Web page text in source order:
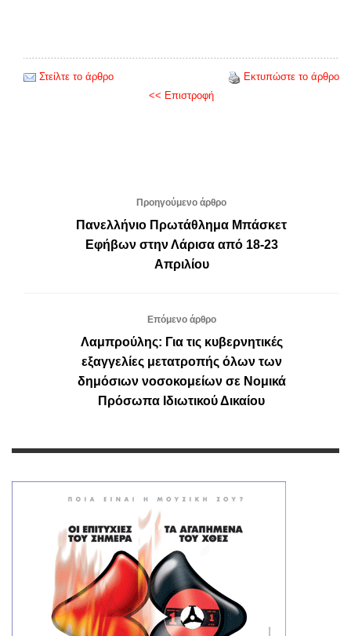
Στείλτε το άρθρο
Εκτυπώστε το άρθρο
<< Επιστροφή
Προηγούμενο άρθρο
Πανελλήνιο Πρωτάθλημα Μπάσκετ
Εφήβων στην Λάρισα από 18-23
Απριλίου
Επόμενο άρθρο
Λαμπρούλης: Για τις κυβερνητικές
εξαγγελίες μετατροπής όλων των
δημόσιων νοσοκομείων σε Νομικά
Πρόσωπα Ιδιωτικού Δικαίου